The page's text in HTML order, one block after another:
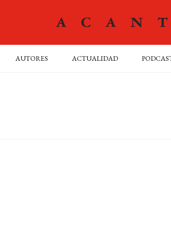
AUTORES ACTUALIDAD